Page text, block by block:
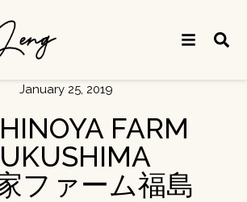
January 25, 2019
FARM
ファーム福島